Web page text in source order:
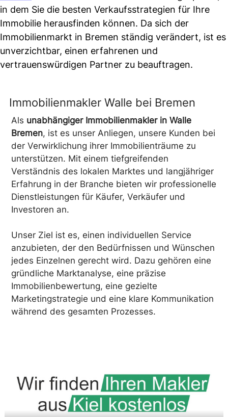
in dem Sie die besten Verkaufsstrategien für Ihre
Immobilie herausfinden können. Da sich der
Immobilienmarkt in Bremen ständig verändert, ist es
unverzichtbar, einen erfahrenen und
vertrauenswürdigen Partner zu beauftragen.
Immobilienmakler Walle bei Bremen
Als unabhängiger Immobilienmakler in Walle
Bremen, ist es unser Anliegen, unsere Kunden bei
der Verwirklichung ihrer Immobilienträume zu
unterstützen. Mit einem tiefgreifenden
Verständnis des lokalen Marktes und langjähriger
Erfahrung in der Branche bieten wir professionelle
Dienstleistungen für Käufer, Verkäufer und
Investoren an.
Unser Ziel ist es, einen individuellen Service
anzubieten, der den Bedürfnissen und Wünschen
jedes Einzelnen gerecht wird. Dazu gehören eine
gründliche Marktanalyse, eine präzise
Immobilienbewertung, eine gezielte
Marketingstrategie und eine klare Kommunikation
während des gesamten Prozesses.